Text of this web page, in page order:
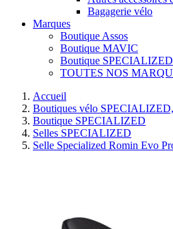
Bagagerie vélo
Marques
Boutique Assos
Boutique MAVIC
Boutique SPECIALIZED
TOUTES NOS
Accueil
Boutiques vélo
Boutique SPECIALIZED
Selles SPECIALIZED
Selle Specialized Romin Evo